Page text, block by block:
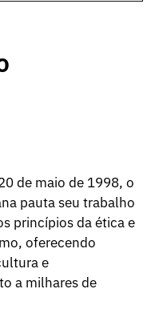
de maio de 1998, o
pauta seu trabalho
princípios da ética e
oferecendo
e
a milhares de